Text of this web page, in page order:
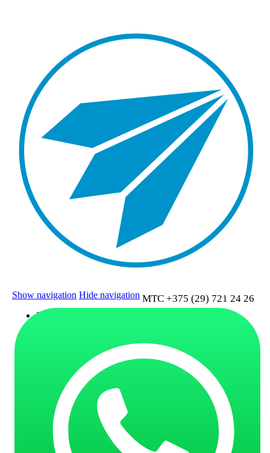
MTC +375 (29) 721 24 26
Show navigation Hide navigation
Главная
Поиск и подбор авто
Покупка авто с аукционов
Растаможка авто
Доставка авто
Проверка авто по VIN номеру
Проверка истории carfax и autocheck
Отслеживание авто
Авто под ключ
Аварийные авто
Электромобили